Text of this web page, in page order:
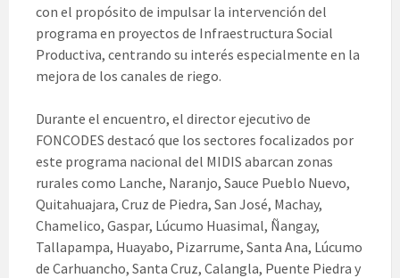
con el propósito de impulsar la intervención del
programa en proyectos de Infraestructura Social
Productiva, centrando su interés especialmente en la
mejora de los canales de riego.
Durante el encuentro, el director ejecutivo de
FONCODES destacó que los sectores focalizados por
este programa nacional del MIDIS abarcan zonas
rurales como Lanche, Naranjo, Sauce Pueblo Nuevo,
Quitahuajara, Cruz de Piedra, San José, Machay,
Chamelico, Gaspar, Lúcumo Huasimal, Ñangay,
Tallapampa, Huayabo, Pizarrume, Santa Ana, Lúcumo
de Carhuancho, Santa Cruz, Calangla, Puente Piedra y